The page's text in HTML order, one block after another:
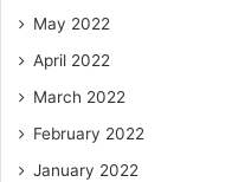
May 2022
April 2022
March 2022
February 2022
January 2022